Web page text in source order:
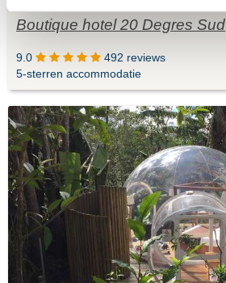
Boutique hotel 20 Degres Sud
9.0
492 reviews
5-sterren accommodatie